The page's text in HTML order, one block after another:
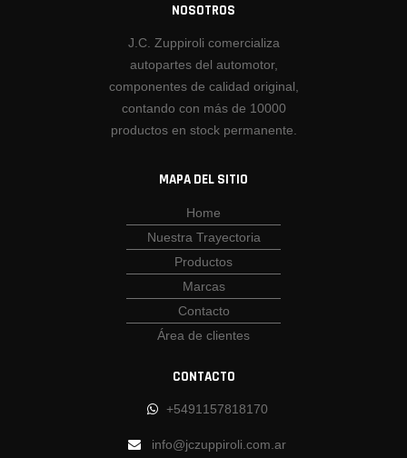
NOSOTROS
J.C. Zuppiroli comercializa
autopartes del automotor,
componentes de calidad original,
contando con más de 10000
productos en stock permanente.
MAPA DEL SITIO
Home
Nuestra Trayectoria
Productos
Marcas
Contacto
Área de clientes
CONTACTO
+5491157818170
info@jczuppiroli.com.ar